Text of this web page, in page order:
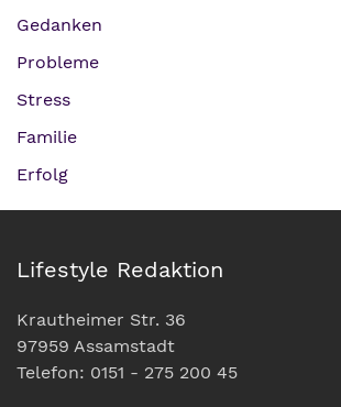
Gedanken
Probleme
Stress
Familie
Erfolg
Lifestyle Redaktion
Krautheimer Str. 36
97959 Assamstadt
Telefon: 0151 - 275 200 45